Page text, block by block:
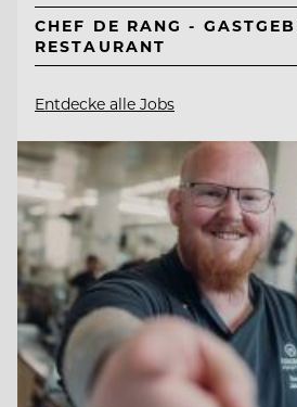
CHEF DE RANG -
RESTAURANT
Entdecke alle Jobs